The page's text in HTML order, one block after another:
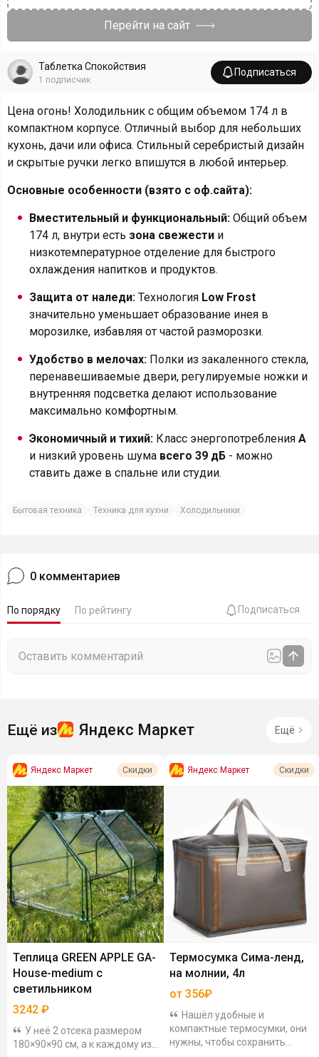
Перейти на сайт
Таблетка Спокойствия
1 подписчик
Подписаться
Цена огонь! Холодильник с общим объемом 174 л в
компактном корпусе. Отличный выбор для небольших
кухонь, дачи или офиса. Стильный серебристый дизайн
и скрытые ручки легко впишутся в любой интерьер.
Основные особенности (взято с оф.сайта):
Вместительный и функциональный: Общий объем
174 л, внутри есть зона свежести и
низкотемпературное отделение для быстрого
охлаждения напитков и продуктов.
Защита от наледи: Технология Low Frost
значительно уменьшает образование инея в
морозилке, избавляя от частой разморозки.
Удобство в мелочах: Полки из закаленного стекла,
перенавешиваемые двери, регулируемые ножки и
внутренняя подсветка делают использование
максимально комфортным.
Экономичный и тихий: Класс энергопотребления A
и низкий уровень шума всего 39 дБ - можно
ставить даже в спальне или студии.
Бытовая техника Техника для кухни Холодильники
0 комментариев
По порядку По рейтингу Подписаться
Ещё из Яндекс Маркет Ещё
Яндекс Маркет Скидки
Теплица GREEN APPLE GA-
House-medium с
светильником
3242 ₽
У неё 2 отсека размером
180×90×90 см, а к каждому из
Яндекс Маркет Скидки
Термосумка Сима-ленд,
на молнии, 4л
от 356₽
Нашёл удобные и
компактные термосумки, они
нужны, чтобы сохранить